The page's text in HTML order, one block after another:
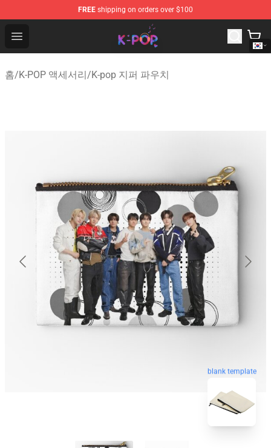
FREE shipping on orders over $100
Open menu
K-pop Store - Official K-pop Merchandise Shop
홈/K-POP 액세서리/K-pop 지퍼 파우치
blank template